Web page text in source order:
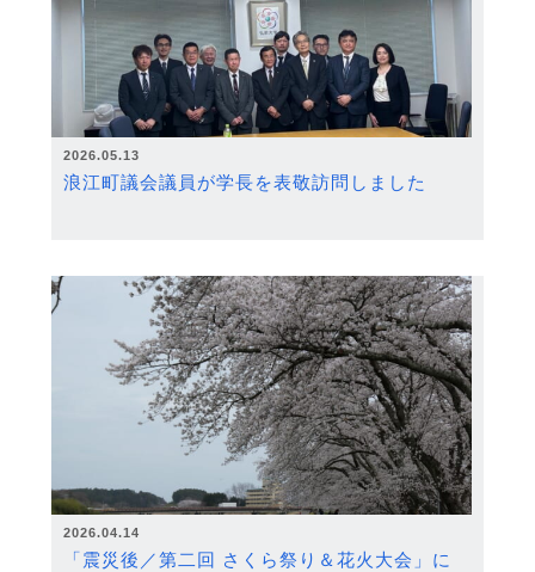
2026.05.13
浪江町議会議員が学長を表敬訪問しました
2026.04.14
「震災後／第二回 さくら祭り＆花火大会」に